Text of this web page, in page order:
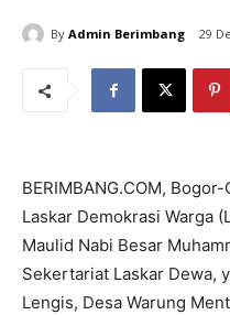
By Admin Berimbang 29
BERIMBANG.COM,
Laskar Demokrasi Warga
Maulid Nabi Besar
Sekertariat Laskar Dewa,
Lengis, Desa Warung